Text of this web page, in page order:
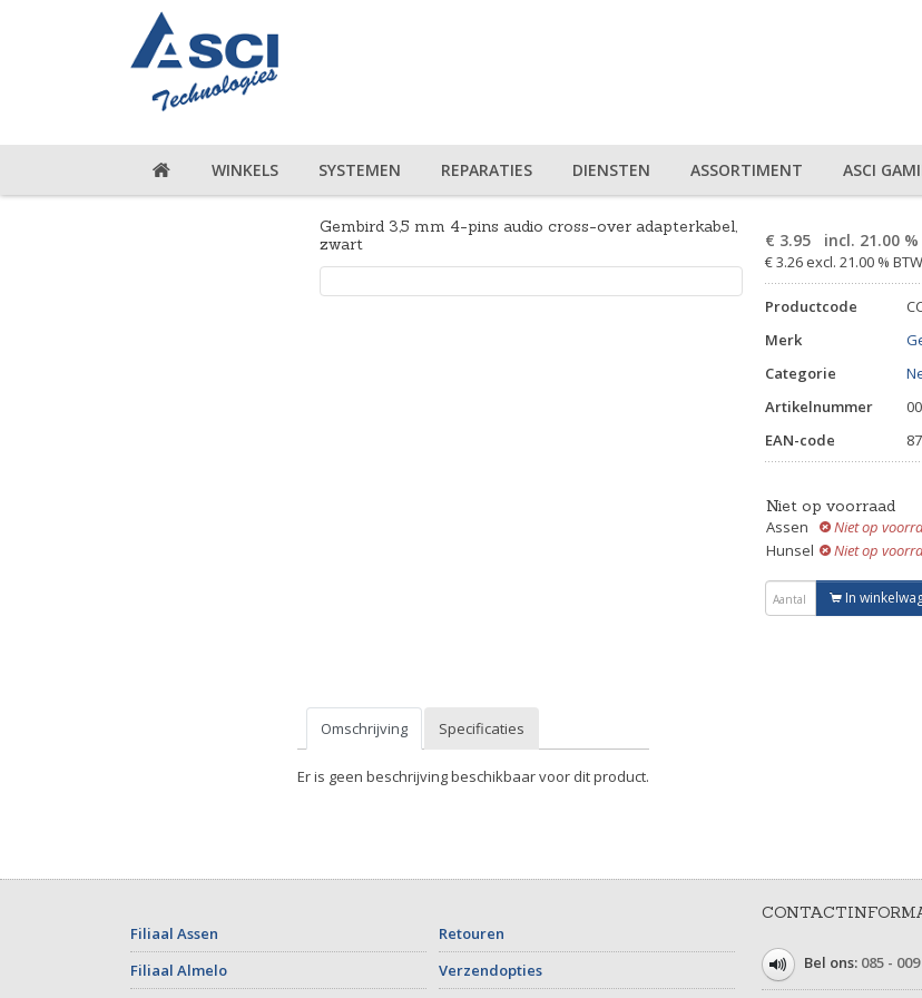
WINKELS SYSTEMEN REPARATIES DIENSTEN ASSORTIMENT ASCI
Gembird 3,5 mm 4-pins audio cross-over adapterkabel,
zwart
€ 3.95 incl. 21.00
€ 3.26 excl. 21.00 % BTW
Productcode
Merk
Categorie
Artikelnummer
EAN-code
Niet op voorraad
Assen
Niet op
Hunsel
Niet op
In
Omschrijving Specificaties
Er is geen beschrijving beschikbaar voor dit product.
Filiaal Assen
Filiaal Almelo
Retouren
Verzendopties
Bel ons: 085 -